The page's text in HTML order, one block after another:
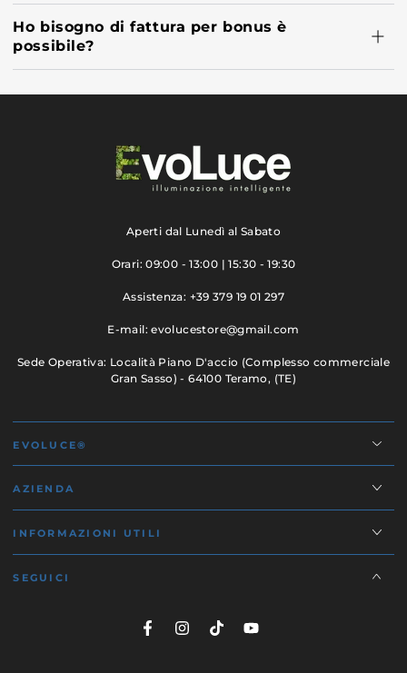
Ho bisogno di fattura per bonus è
possibile?
Aperti dal Lunedì al Sabato
Orari: 09:00 - 13:00 | 15:30 - 19:30
Assistenza: +39 379 19 01 297
E-mail: evolucestore@gmail.com
Sede Operativa: Località Piano D'accio (Complesso commerciale
Gran Sasso) - 64100 Teramo, (TE)
EVOLUCE®
AZIENDA
INFORMAZIONI UTILI
SEGUICI
FacebookInstagram
TikTokYouTube